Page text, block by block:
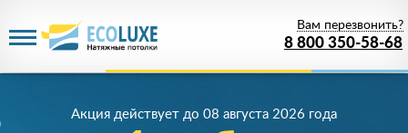
8 800 350-58-68
Вам перезвонить?
Акция действует до 08 августа 2026 года